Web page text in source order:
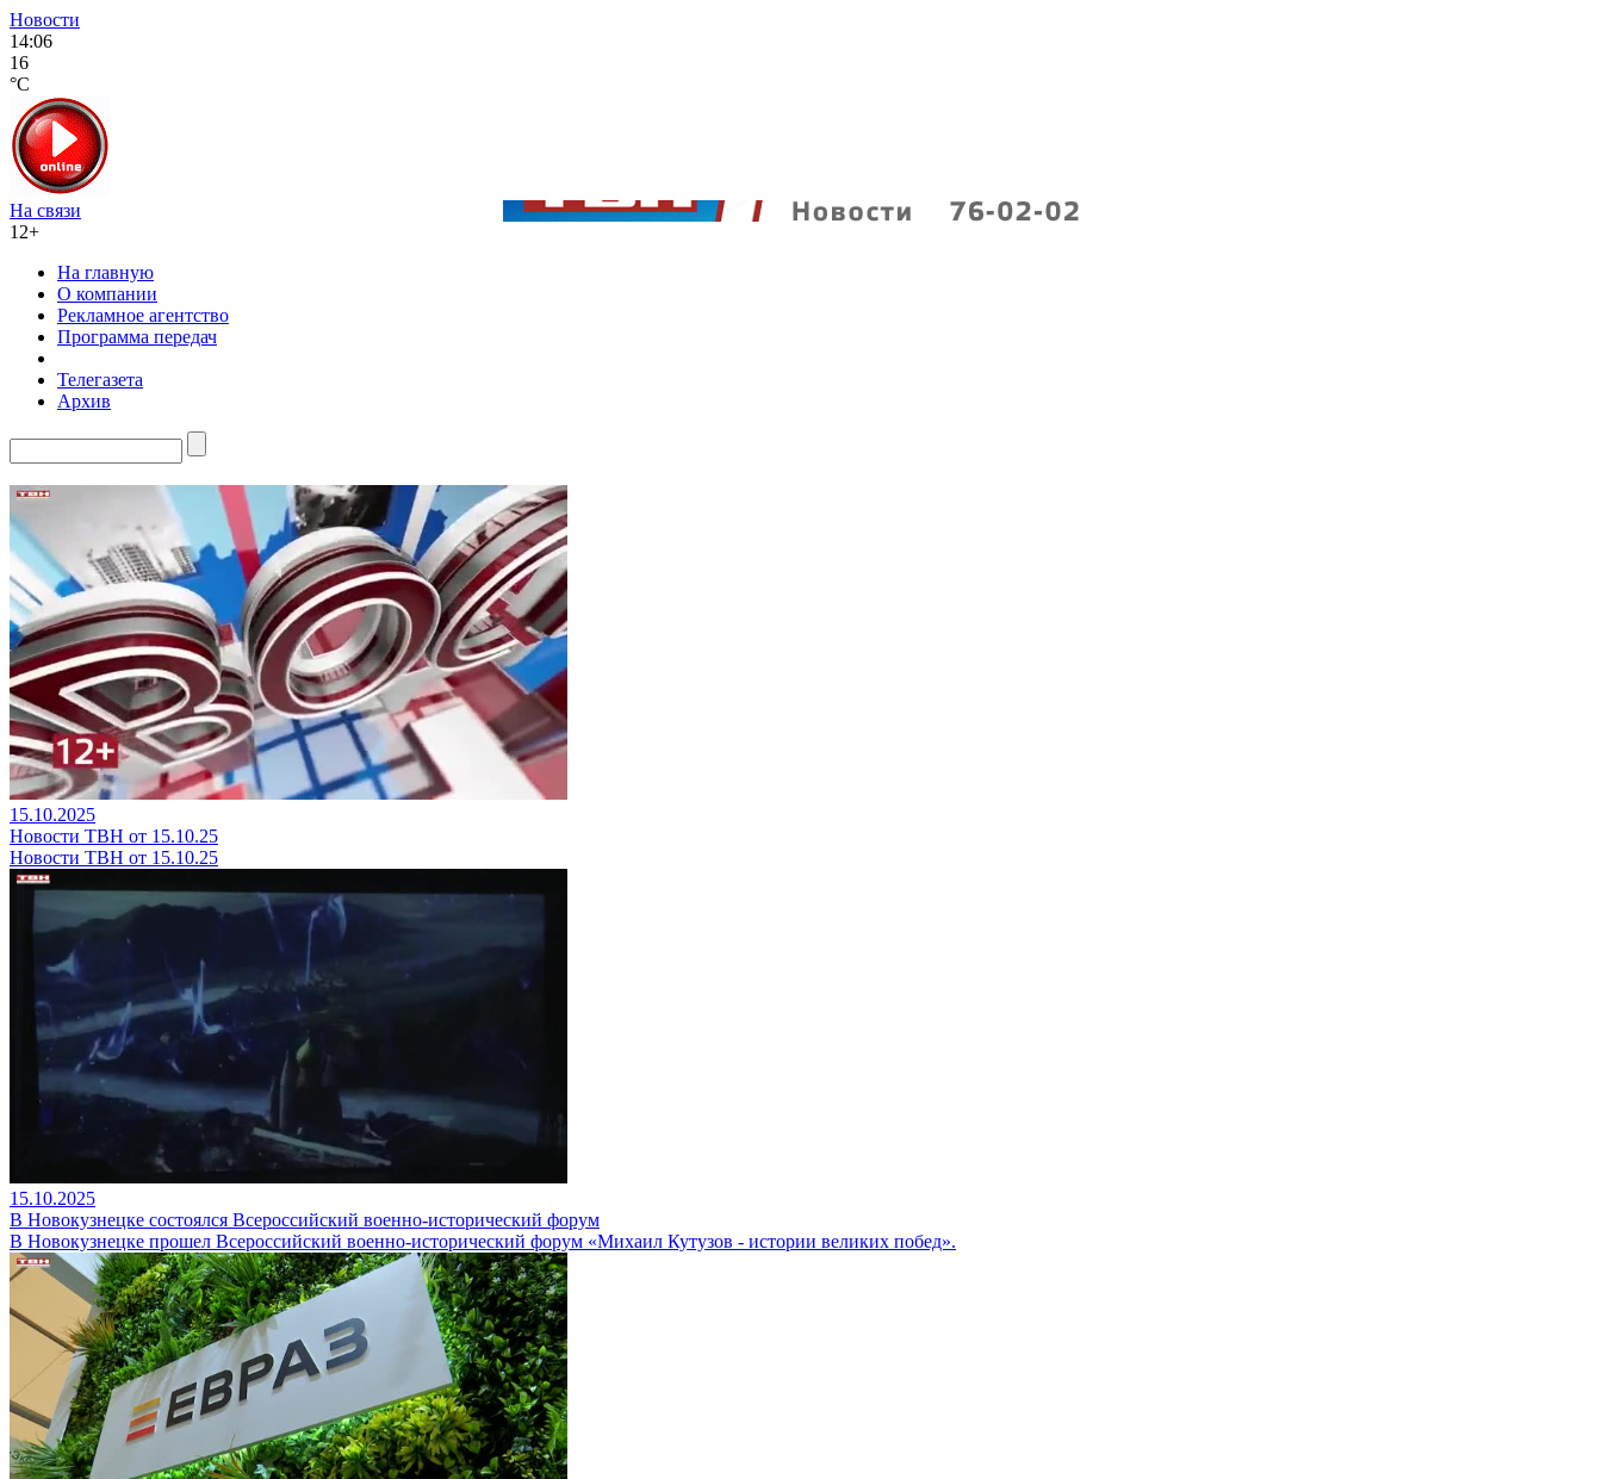
Новости
14:06
16
°C
На связи
12+
На главную
О компании
Рекламное агентство
Программа передач
Телегазета
Архив
15.10.2025
Новости ТВН от 15.10.25
Новости ТВН от 15.10.25
15.10.2025
В Новокузнецке состоялся Всероссийский военно-исторический форум
В Новокузнецке прошел Всероссийский военно-исторический форум «Михаил Кутузов - истории великих побед».